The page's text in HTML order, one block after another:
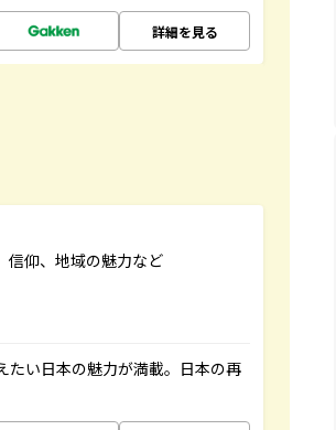
詳細を見る
仰、地域の魅力など
たい日本の魅力が満載。日本の再